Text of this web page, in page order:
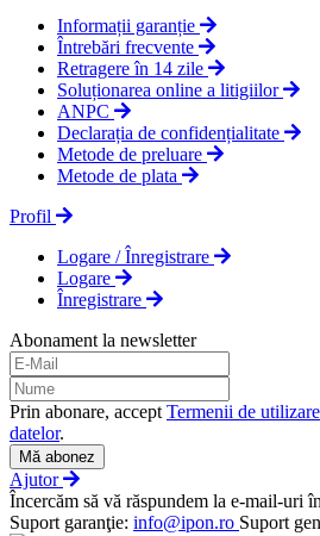
Informații garanție
Întrebări frecvente
Retragere în 14 zile
Soluționarea online a litigiilor
ANPC
Declarația de confidențialitate
Metode de preluare
Metode de plata
Profil
Logare / Înregistrare
Logare
Înregistrare
Abonament la newsletter
Prin abonare, accept Termenii de utilizare
datelor.
Mă abonez
Ajutor
Încercăm să vă răspundem la e-mail-uri
Suport garanţie: info@ipon.ro Suport